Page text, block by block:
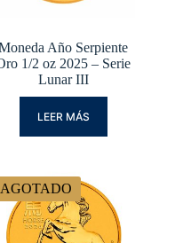
Año Serpiente
1/2 oz 2025 – Serie
Lunar III
LEER MÁS
AGOTADO